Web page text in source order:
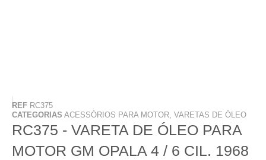
REF RC375
CATEGORIAS ACESSÓRIOS PARA MOTOR, VARETAS DE ÓLEO
RC375 - VARETA DE ÓLEO PARA
MOTOR GM OPALA 4 / 6 CIL. 1968